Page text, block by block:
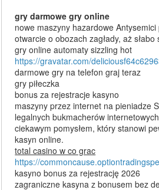
gry darmowe gry online
nowe maszyny hazardowe
otwarcie o obozach zagłady, aż słabo
gry online automaty sizzling hot
https://gravatar.com/
darmowe gry na telefon graj teraz
gry piłeczka
bonus za rejestracje kasyno
maszyny przez internet na pieniadze
legalnych bukmacherów
ciekawym pomysłem, który stanowi
kasyn online.
total casino w co grac
https://
kasyno bonus za rejestrację 2026
zagraniczne kasyna z bonusem bez